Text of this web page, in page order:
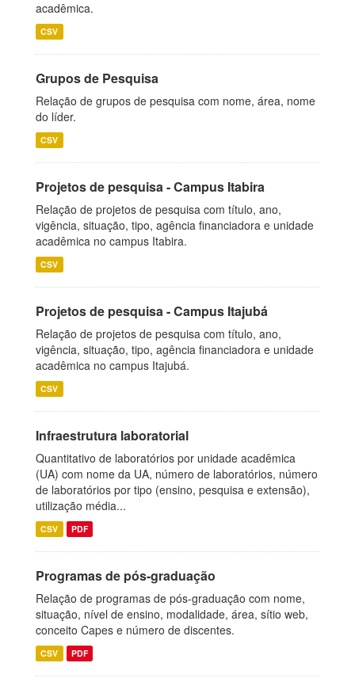
acadêmica.
CSV
Grupos de Pesquisa
Relação de grupos de pesquisa com nome, área, nome
do líder.
CSV
Projetos de pesquisa - Campus Itabira
Relação de projetos de pesquisa com título, ano,
vigência, situação, tipo, agência financiadora e unidade
acadêmica no campus Itabira.
CSV
Projetos de pesquisa - Campus Itajubá
Relação de projetos de pesquisa com título, ano,
vigência, situação, tipo, agência financiadora e unidade
acadêmica no campus Itajubá.
CSV
Infraestrutura laboratorial
Quantitativo de laboratórios por unidade acadêmica
(UA) com nome da UA, número de laboratórios, número
de laboratórios por tipo (ensino, pesquisa e extensão),
utilização média...
CSV PDF
Programas de pós-graduação
Relação de programas de pós-graduação com nome,
situação, nível de ensino, modalidade, área, sítio web,
conceito Capes e número de discentes.
CSV PDF